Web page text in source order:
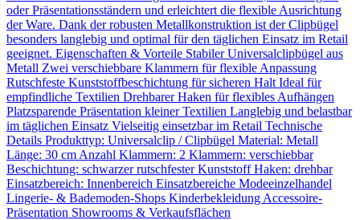
oder Präsentationsständern und erleichtert die flexible Ausrichtung
der Ware. Dank der robusten Metallkonstruktion ist der Clipbügel
besonders langlebig und optimal für den täglichen Einsatz im Retail
geeignet. Eigenschaften & Vorteile Stabiler Universalclipbügel aus
Metall Zwei verschiebbare Klammern für flexible Anpassung
Rutschfeste Kunststoffbeschichtung für sicheren Halt Ideal für
empfindliche Textilien Drehbarer Haken für flexibles Aufhängen
Platzsparende Präsentation kleiner Textilien Langlebig und belastbar
im täglichen Einsatz Vielseitig einsetzbar im Retail Technische
Details Produkttyp: Universalclip / Clipbügel Material: Metall
Länge: 30 cm Anzahl Klammern: 2 Klammern: verschiebbar
Beschichtung: schwarzer rutschfester Kunststoff Haken: drehbar
Einsatzbereich: Innenbereich Einsatzbereiche Modeeinzelhandel
Lingerie- & Bademoden-Shops Kinderbekleidung Accessoire-
Präsentation Showrooms & Verkaufsflächen